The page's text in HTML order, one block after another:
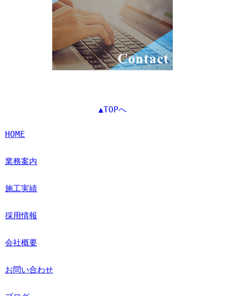
▲TOPへ
HOME
業務案内
施工実績
採用情報
会社概要
お問い合わせ